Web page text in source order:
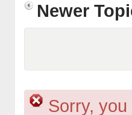
Newer
Sorry,